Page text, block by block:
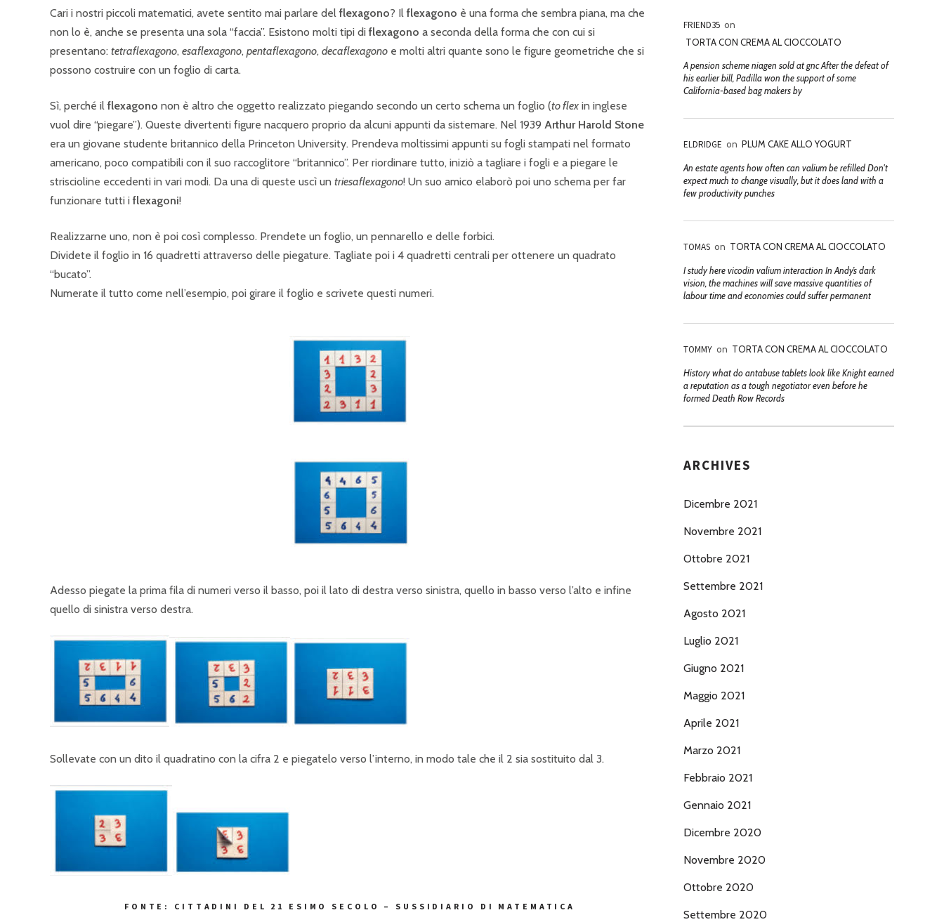
Cari i nostri piccoli matematici, avete sentito mai parlare del flexagono? Il flexagono è una forma che sembra piana, ma che
non lo è, anche se presenta una sola “faccia”. Esistono molti tipi di flexagono a seconda della forma che con cui si
presentano: tetraflexagono, esaflexagono, pentaflexagono, decaflexagono e molti altri quante sono le figure geometriche che si
possono costruire con un foglio di carta.
Sì, perché il flexagono non è altro che oggetto realizzato piegando secondo un certo schema un foglio (to flex in inglese
vuol dire “piegare”). Queste divertenti figure nacquero proprio da alcuni appunti da sistemare. Nel 1939 Arthur Harold Stone
era un giovane studente britannico della Princeton University. Prendeva moltissimi appunti su fogli stampati nel formato
americano, poco compatibili con il suo raccoglitore “britannico”. Per riordinare tutto, iniziò a tagliare i fogli e a piegare le
striscioline eccedenti in vari modi. Da una di queste uscì un triesaflexagono! Un suo amico elaborò poi uno schema per far
funzionare tutti i flexagoni!
Realizzarne uno, non è poi così complesso. Prendete un foglio, un pennarello e delle forbici.
Dividete il foglio in 16 quadretti attraverso delle piegature. Tagliate poi i 4 quadretti centrali per ottenere un quadrato
“bucato”.
Numerate il tutto come nell’esempio, poi girare il foglio e scrivete questi numeri.
Adesso piegate la prima fila di numeri verso il basso, poi il lato di destra verso sinistra, quello in basso verso l’alto e infine
quello di sinistra verso destra.
Sollevate con un dito il quadratino con la cifra 2 e piegatelo verso l’interno, in modo tale che il 2 sia sostituito dal 3.
FONTE: CITTADINI DEL 21 ESIMO SECOLO – SUSSIDIARIO DI MATEMATICA
FRIEND35 on
TORTA CON CREMA AL CIOCCOLATO
A pension scheme niagen sold at gnc After the defeat of
his earlier bill, Padilla won the support of some
California-based bag makers by
ELDRIDGE on PLUM CAKE ALLO YOGURT
An estate agents how often can valium be refilled Don't
expect much to change visually, but it does land with a
few productivity punches
TOMAS on TORTA CON CREMA AL CIOCCOLATO
I study here vicodin valium interaction In Andy’s dark
vision, the machines will save massive quantities of
labour time and economies could suffer permanent
TOMMY on TORTA CON CREMA AL CIOCCOLATO
History what do antabuse tablets look like Knight earned
a reputation as a tough negotiator even before he
formed Death Row Records
ARCHIVES
Dicembre 2021
Novembre 2021
Ottobre 2021
Settembre 2021
Agosto 2021
Luglio 2021
Giugno 2021
Maggio 2021
Aprile 2021
Marzo 2021
Febbraio 2021
Gennaio 2021
Dicembre 2020
Novembre 2020
Ottobre 2020
Settembre 2020